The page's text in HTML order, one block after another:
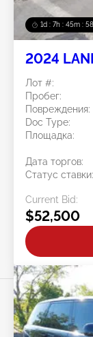
1d : 7h : 45m :
2024
Лот #:
Пробег:
Повреждения:
Doc Type:
Площадка:
Дата торгов:
Статус ставки:
Current Bid:
$52,500